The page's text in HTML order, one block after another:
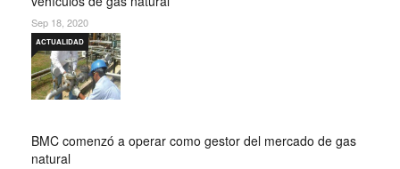
Sep 18, 2020
BMC comenzó a operar como gestor del mercado de gas
natural
ACTUALIDAD